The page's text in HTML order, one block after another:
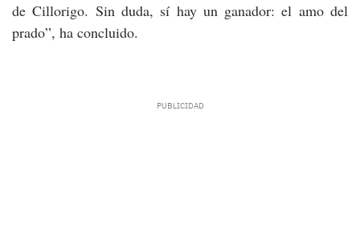
de Cillorigo. Sin duda, sí hay un ganador: el amo del
prado”, ha concluido.